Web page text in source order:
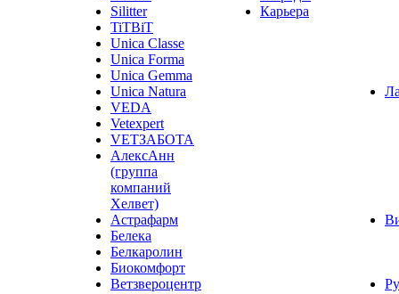
Silitter
TiTBiT
Unica Classe
Unica Forma
Unica Gemma
Unica Natura
VEDA
Vetexpert
VETЗАБОТА
АлексАнн
(группа
компаний
Хелвет)
Астрафарм
Белека
Белкаролин
Биокомфорт
Ветзвероцентр
Карьера